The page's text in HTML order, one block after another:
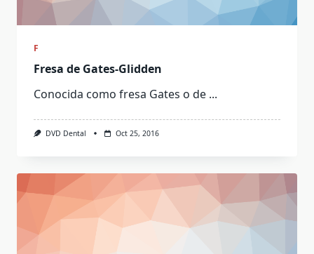
F
Fresa de Gates-Glidden
Conocida como fresa Gates o de ...
DVD Dental Oct 25, 2016